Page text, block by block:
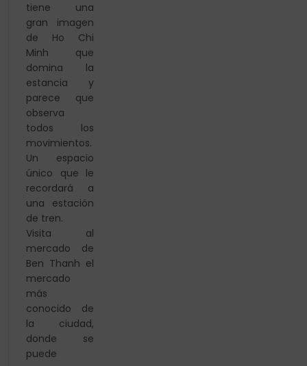
tiene una
gran imagen
de Ho Chi
Minh que
domina la
estancia y
parece que
observa
todos los
movimientos.
Un espacio
único que le
recordará a
una estación
de tren.
Visita al
mercado de
Ben Thanh el
mercado
más
conocido de
la ciudad,
donde se
puede